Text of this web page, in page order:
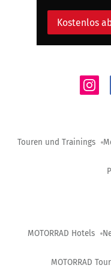
Kostenlos
Touren und Trainings
MOTORRAD Hotels
MOTORRAD